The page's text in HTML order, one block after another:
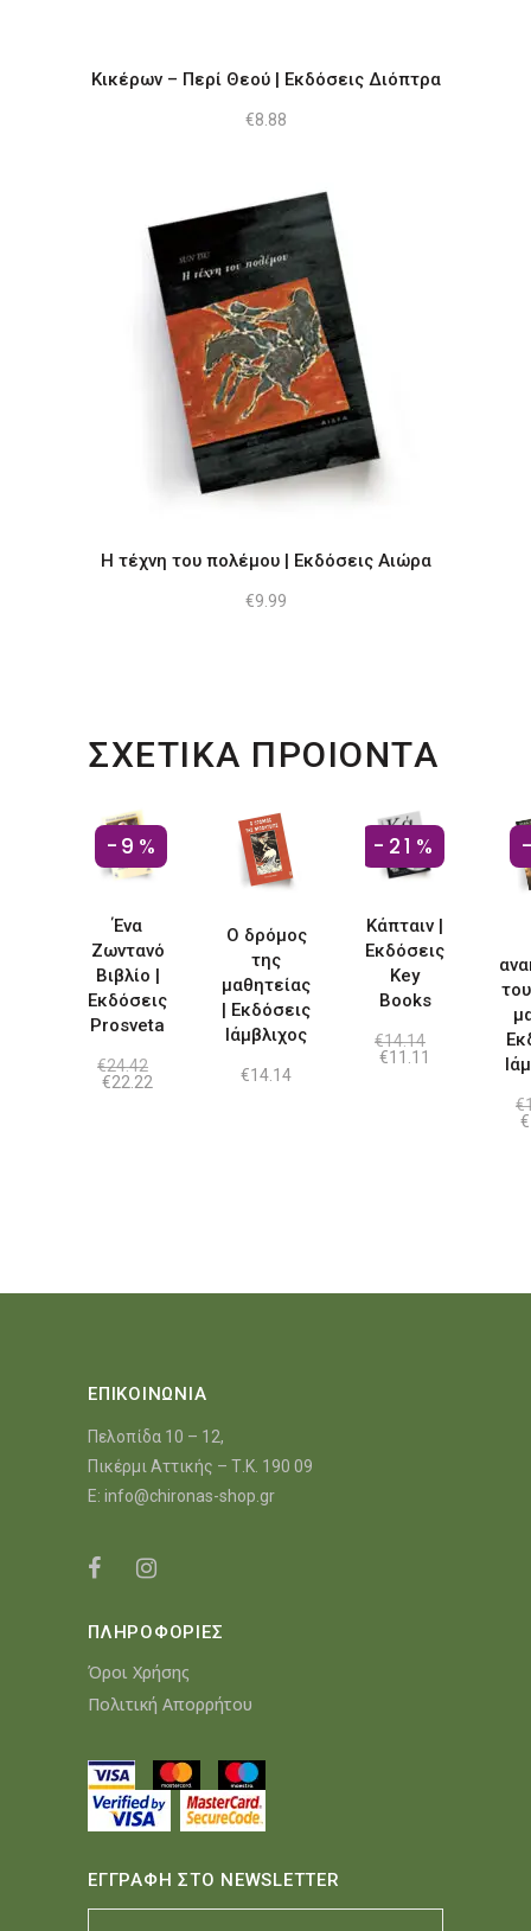
Κικέρων – Περί Θεού | Εκδόσεις Διόπτρα
€8.88
Η τέχνη του πολέμου | Εκδόσεις Αιώρα
€9.99
ΣΧΕΤΙΚΑ ΠΡΟΙΟΝΤΑ
-9%
Ένα
Ζωντανό
Βιβλίο |
Εκδόσεις
Prosveta
€24.42
Original
€22.22
Ο δρόμος
της
μαθητείας
| Εκδόσεις
Ιάμβλιχος
€14.14
-21%
Κάπταιν |
Εκδόσεις
Key
Books
€14.14
Original
€11.11
€
€
ΕΠΙΚΟΙΝΩΝΙΑ
Πελοπίδα 10 – 12,
Πικέρμι Αττικής – Τ.Κ. 190 09
E: info@chironas-shop.gr
ΠΛΗΡΟΦΟΡΙΕΣ
Όροι Χρήσης
Πολιτική Απορρήτου
ΕΓΓΡΑΦΗ ΣΤΟ NEWSLETTER